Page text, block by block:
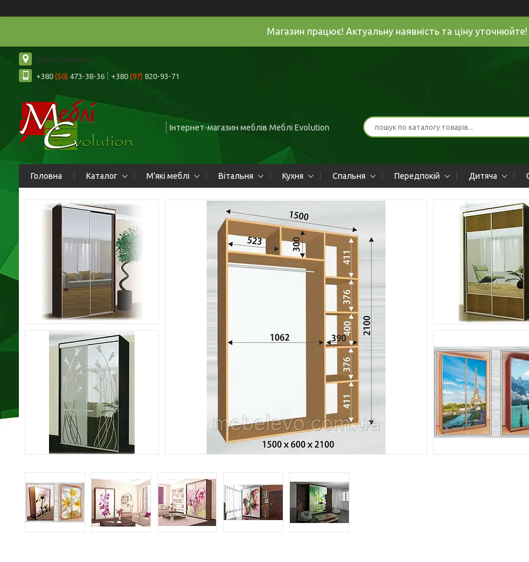
Магазин працює! Актуальну наявність та ціну уточнюйте!
Дніпро, Україна
+380 (50) 473-38-36 +380 (97) 820-93-71
Інтернет-магазин меблів Меблі Evolution
Головна Каталог М'які меблі Вітальня Кухня Спальня Передпокій Дитяча